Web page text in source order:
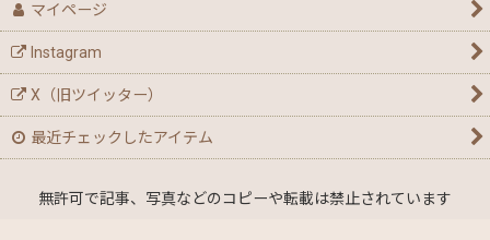
マイページ
Instagram
X（旧ツイッター）
最近チェックしたアイテム
無許可で記事、写真などのコピーや転載は禁止されています